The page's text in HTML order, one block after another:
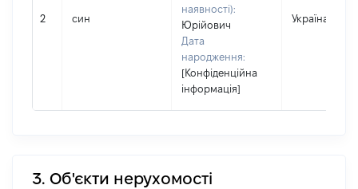
2 син
наявності):
Юрійович
Дата
народження:
[Конфіденційна
інформація]
Україна
3. Об'єкти нерухомості